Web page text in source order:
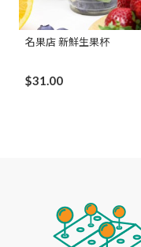
名果店 新鮮生果杯
$31.00